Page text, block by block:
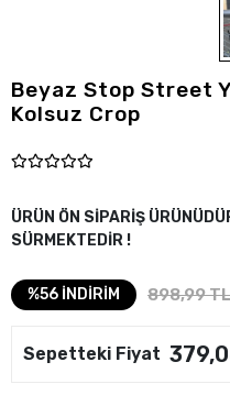
Beyaz Stop Street
Kolsuz Crop
ÜRÜN ÖN SİPARİŞ
SÜRMEKTEDİR !
%56 İNDİRİM 898,99 TL
Sepetteki Fiyat